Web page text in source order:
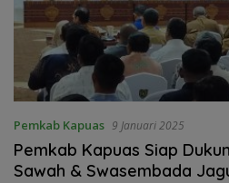
Pemkab Kapuas 9 Januari 2025
Pemkab Kapuas Siap
Sawah & Swasembada